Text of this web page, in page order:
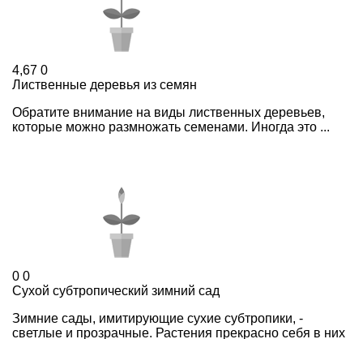
4,67 0
Лиственные деревья из семян
Обратите внимание на виды лиственных деревьев,
которые можно размножать семенами. Иногда это ...
0 0
Сухой субтропический зимний сад
Зимние сады, имитирующие сухие субтропики, -
светлые и прозрачные. Растения прекрасно себя в них